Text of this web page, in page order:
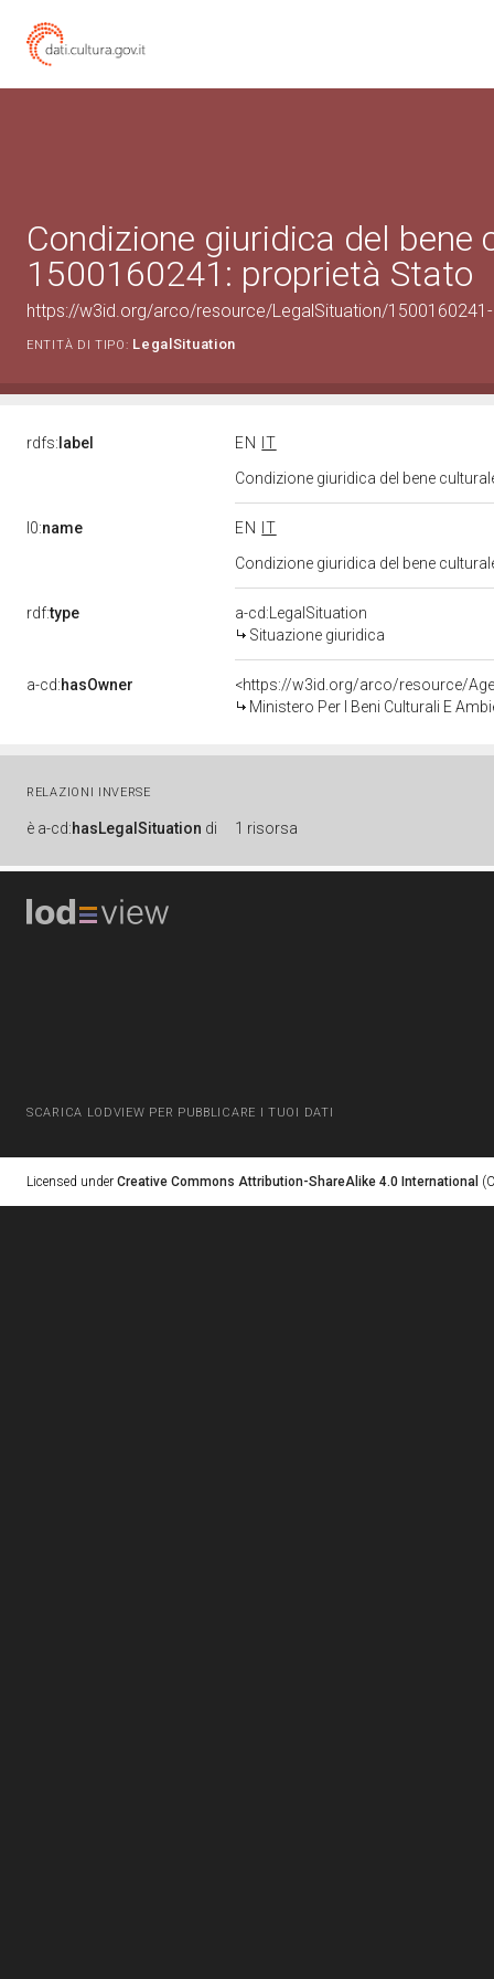
Condizione giuridica del bene
1500160241: proprietà Stato
https://w3id.org/arco/resource/LegalSituation/
ENTITÀ DI TIPO: LegalSituation
rdfs: label EN
IT
Condizione giuridica del bene
l0:name EN
IT
Condizione giuridica del bene
rdf:type
a-cd:LegalSituation
Situazione giuridica
a-cd:hasOwner
<https://w3id.org/arco/resource/
Ministero Per I Beni Culturali E
RELAZIONI INVERSE
è a-cd:hasLegalSituation di 1 risorsa
SCARICA LODVIEW PER PUBBLICARE I TUOI DATI
Licensed under Creative Commons Attribution-ShareAlike 4.0 International